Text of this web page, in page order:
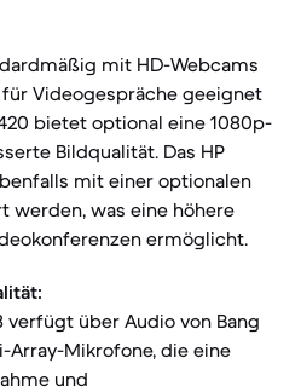
mit HD-Webcams
Videogespräche geeignet
bietet optional eine 1080p-
Bildqualität. Das HP
mit einer optionalen
werden, was eine höhere
ermöglicht.
verfügt über Audio von Bang
Mikrofone, die eine
und